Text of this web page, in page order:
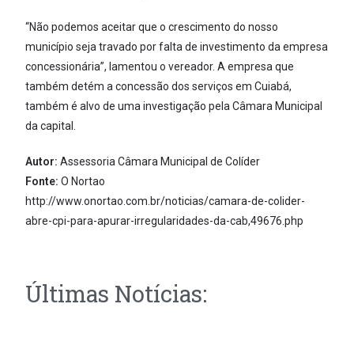
“Não podemos aceitar que o crescimento do nosso
município seja travado por falta de investimento da empresa
concessionária”, lamentou o vereador. A empresa que
também detém a concessão dos serviços em Cuiabá,
também é alvo de uma investigação pela Câmara Municipal
da capital.
Autor: Assessoria Câmara Municipal de Colíder
Fonte: O Nortao
http://www.onortao.com.br/noticias/camara-de-colider-
abre-cpi-para-apurar-irregularidades-da-cab,49676.php
Últimas Notícias: